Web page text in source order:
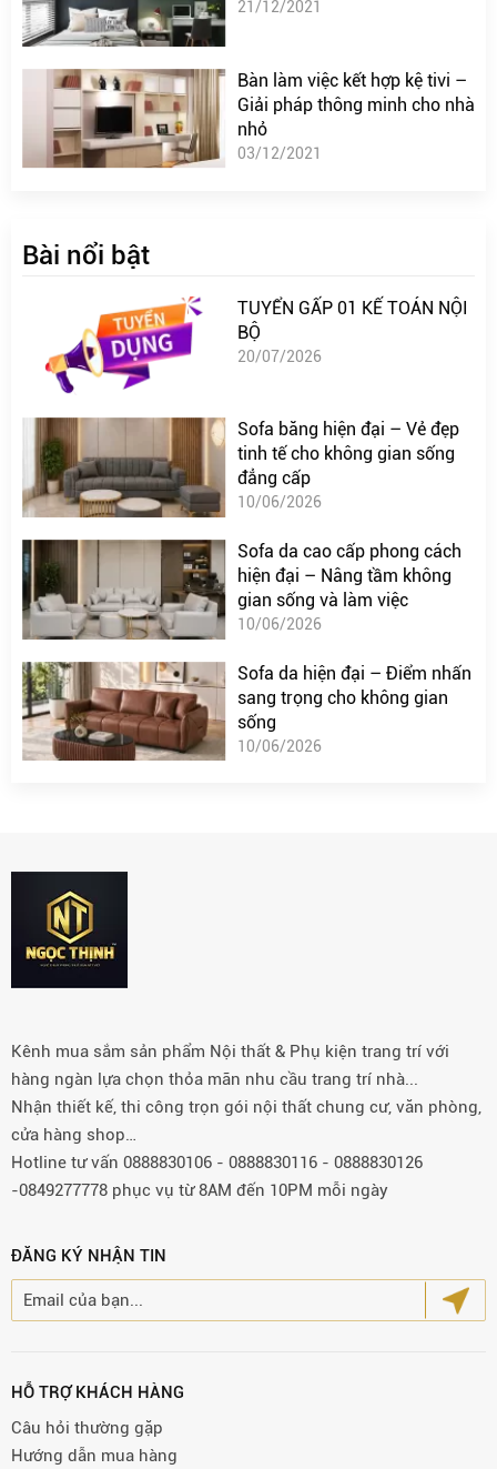
21/12/2021
Bàn làm việc kết hợp kệ tivi –
Giải pháp thông minh cho nhà
nhỏ
03/12/2021
Bài nổi bật
TUYỂN GẤP 01 KẾ TOÁN NỘI
BỘ
20/07/2026
Sofa băng hiện đại – Vẻ đẹp
tinh tế cho không gian sống
đẳng cấp
10/06/2026
Sofa da cao cấp phong cách
hiện đại – Nâng tầm không
gian sống và làm việc
10/06/2026
Sofa da hiện đại – Điểm nhấn
sang trọng cho không gian
sống
10/06/2026
Kênh mua sắm sản phẩm Nội thất & Phụ kiện trang trí với
hàng ngàn lựa chọn thỏa mãn nhu cầu trang trí nhà...
Nhận thiết kế, thi công trọn gói nội thất chung cư, văn phòng,
cửa hàng shop…
Hotline tư vấn 0888830106 - 0888830116 - 0888830126
-0849277778 phục vụ từ 8AM đến 10PM mỗi ngày
ĐĂNG KÝ NHẬN TIN
HỖ TRỢ KHÁCH HÀNG
Câu hỏi thường gặp
Hướng dẫn mua hàng